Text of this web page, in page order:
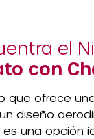
el
con
que ofrece
diseño
una opción